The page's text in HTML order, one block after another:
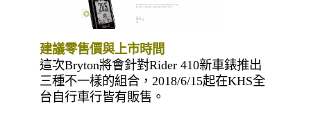
建議零售價與上市時間
這次Bryton將會針對Rider 410新車錶推出
三種不一樣的組合，2018/6/15起在KHS全
台自行車行皆有販售。